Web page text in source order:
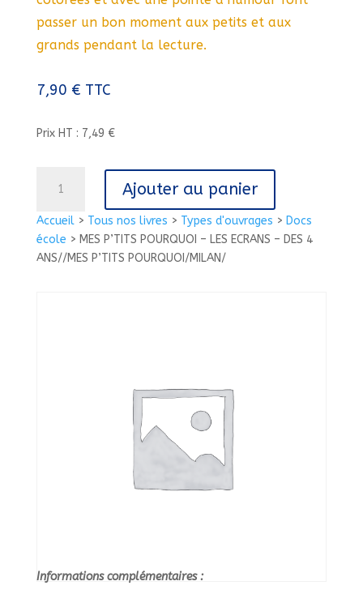
Accueil> Tous nos livres > Types d'ouvrages > Docs
école > MES P’TITS POURQUOI – LES ECRANS – DES 4
ANS//MES P’TITS POURQUOI/MILAN/
passer un bon moment aux petits et aux
grands pendant la lecture.
7,90 € TTC
Prix HT : 7,49 €
MES
P'TITS
POURQUOI
Ajouter au panier
Informations complémentaires :